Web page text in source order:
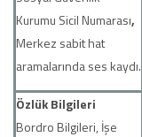
Kurumu Sicil Numarası,
Merkez sabit hat
aramalarında ses kaydı.
Özlük Bilgileri
Bordro Bilgileri, İşe